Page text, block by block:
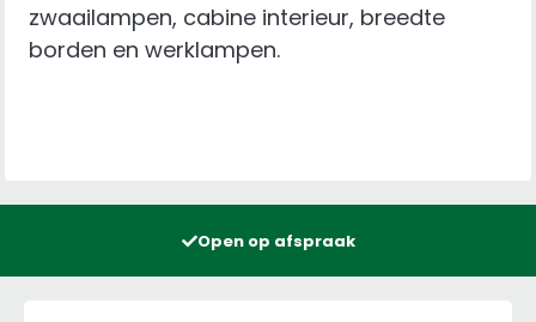
zwaailampen, cabine interieur, breedte
borden en werklampen.
Open op afspraak